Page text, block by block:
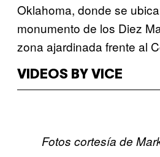
Oklahoma, donde se
monumento de los Diez
zona ajardinada frente al
VIDEOS BY VICE
Fotos cortesía de